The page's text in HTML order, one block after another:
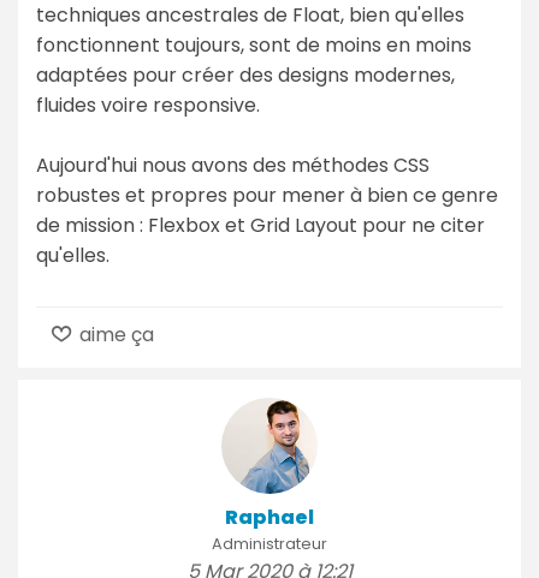
techniques ancestrales de Float, bien qu'elles
fonctionnent toujours, sont de moins en moins
adaptées pour créer des designs modernes,
fluides voire responsive.
Aujourd'hui nous avons des méthodes CSS
robustes et propres pour mener à bien ce genre
de mission : Flexbox et Grid Layout pour ne citer
qu'elles.
aime ça
Raphael
Administrateur
5 Mar 2020 à 12:21